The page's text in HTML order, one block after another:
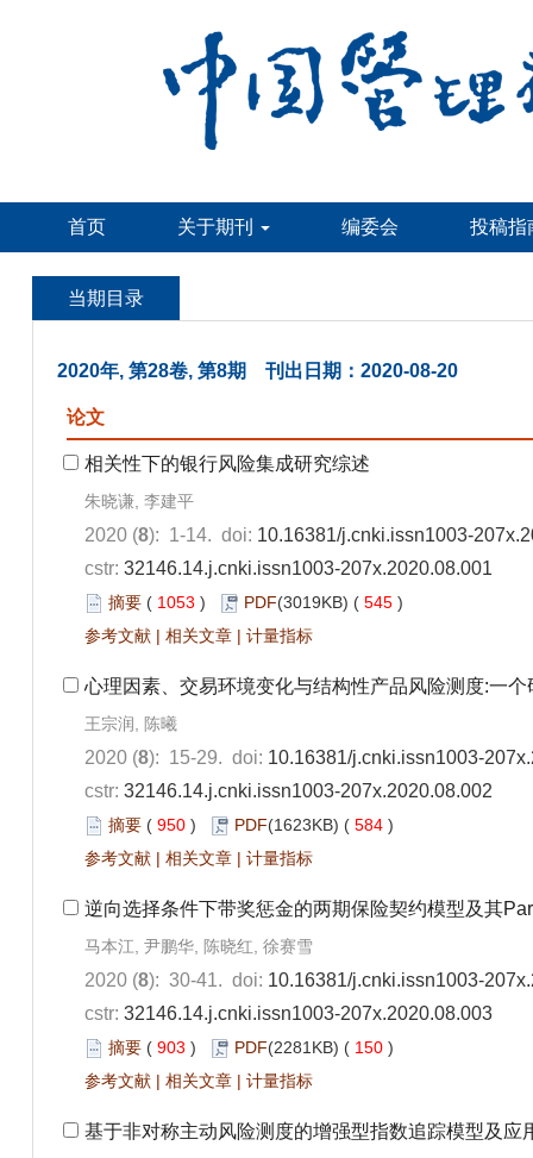
首页 关于期刊 编委会 投稿
当期目录
2020年, 第28卷, 第8期 刊出日期：2020-08-20
论文
相关性下的银行风险集成研究综述
朱晓谦, 李建平
2020 (8): 1-14. doi: 10.16381/j.cnki.issn1003-
cstr: 32146.14.j.cnki.issn1003-207x.2020.08.001
摘要 ( 1053 ) PDF(3019KB) ( 545 )
参考文献 | 相关文章 | 计量指标
心理因素、交易环境变化与结构性产品风险测度:一个
王宗润, 陈曦
2020 (8): 15-29. doi: 10.16381/j.cnki.issn1003-
cstr: 32146.14.j.cnki.issn1003-207x.2020.08.002
摘要 ( 950 ) PDF(1623KB) ( 584 )
参考文献 | 相关文章 | 计量指标
逆向选择条件下带奖惩金的两期保险契约模型及其
马本江, 尹鹏华, 陈晓红, 徐赛雪
2020 (8): 30-41. doi: 10.16381/j.cnki.issn1003-
cstr: 32146.14.j.cnki.issn1003-207x.2020.08.003
摘要 ( 903 ) PDF(2281KB) ( 150 )
参考文献 | 相关文章 | 计量指标
基于非对称主动风险测度的增强型指数追踪模型及应